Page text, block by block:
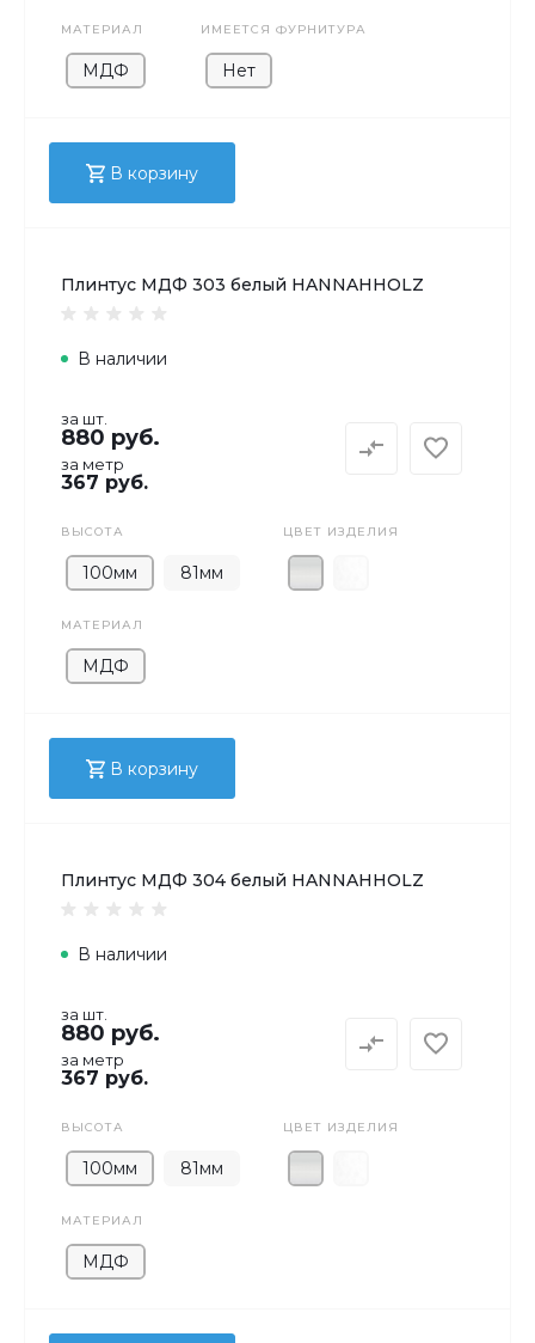
МАТЕРИАЛ
МДФ
ИМЕЕТСЯ ФУРНИТУРА
Нет
В корзину
Плинтус МДФ 303 белый HANNAHHOLZ
В наличии
за шт.
880 руб.
за метр
367 руб.
ВЫСОТА
100мм 81мм
ЦВЕТ ИЗДЕЛИЯ
МАТЕРИАЛ
МДФ
В корзину
Плинтус МДФ 304 белый HANNAHHOLZ
В наличии
за шт.
880 руб.
за метр
367 руб.
ВЫСОТА
100мм 81мм
ЦВЕТ ИЗДЕЛИЯ
МАТЕРИАЛ
МДФ